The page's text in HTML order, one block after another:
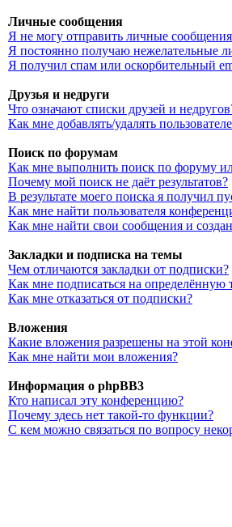
Личные сообщения
Я не могу отправить личные
Я постоянно получаю нежелательные
Я получил спам или оскорбительный
Друзья и недруги
Что означают списки друзей и
Как мне добавлять/удалять
Поиск по форумам
Как мне выполнить поиск по форуму
Почему мой поиск не даёт результатов?
В результате моего поиска я получил
Как мне найти пользователя
Как мне найти свои сообщения и
Закладки и подписка на темы
Чем отличаются закладки от подписки?
Как мне подписаться на определённую
Как мне отказаться от подписки?
Вложения
Какие вложения разрешены на этой
Как мне найти мои вложения?
Информация о phpBB3
Кто написал эту конференцию?
Почему здесь нет такой-то функции?
С кем можно связаться по вопросу